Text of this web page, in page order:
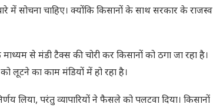
में सोचना चाहिए। क्योंकि किसानों के साथ सरकार के राजस्व
से मंडी टैक्स की चोरी कर किसानों को ठगा जा रहा है।
लूटने का काम मंडियों में हो रहा है।
लिया, परंतु व्यापारियों ने फैसले को पलटवा दिया। किसानों